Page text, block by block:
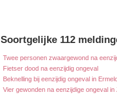
Soortgelijke 112
Twee personen zwaargewond na
Fietser dood na eenzijdig ongeval
Beknelling bij eenzijdig ongeval in
Vier gewonden na eenzijdige ongeval in